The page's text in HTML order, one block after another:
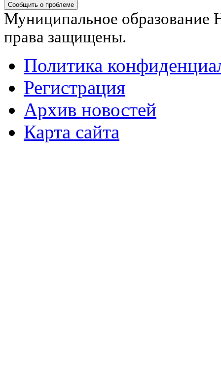
Сообщить о проблеме
Муниципальное образование
права защищены.
Политика
Регистрация
Архив новостей
Карта сайта